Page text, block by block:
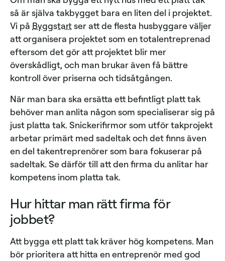
så är själva takbygget bara en liten del i projektet.
Vi på Byggstartser att de flesta husbyggare väljer
att organisera projektet som en totalentreprenad
eftersom det gör att projektet blir mer
överskådligt, och man brukar även få bättre
kontroll över priserna och tidsåtgången.
När man bara ska ersätta ett befintligt platt tak
behöver man anlita någon som specialiserar sig på
just platta tak. Snickerifirmor som utför takprojekt
arbetar primärt med sadeltak och det finns även
en del takentreprenörer som bara fokuserar på
sadeltak. Se därför till att den firma du anlitar har
kompetens inom platta tak.
Hur hittar man rätt firma för
jobbet?
Att bygga ett platt tak kräver hög kompetens. Man
bör prioritera att hitta en entreprenör med god